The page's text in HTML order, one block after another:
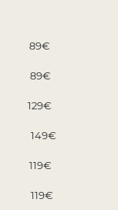
89€
89€
149€